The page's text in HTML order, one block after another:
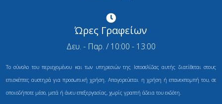
Ώρες Γραφείων
Δευ. - Παρ. / 10:00 - 13:00
Το σύνολο του περιεχομένου και των υπηρεσιών της Ιστοσελίδας αυτής διατίθεται στους
επισκέπτες αυστηρά για προσωπική χρήση. Απαγορεύεται η χρήση ή επανεκπομπή του, σε
οποιοδήποτε μέσο, μετά ή άνευ επεξεργασίας, χωρίς γραπτή άδεια του εκδότη.